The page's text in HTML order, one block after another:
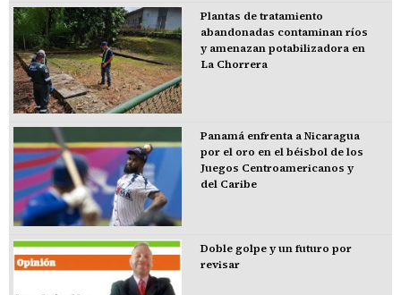
Plantas de tratamiento
abandonadas contaminan ríos
y amenazan potabilizadora en
La Chorrera
Panamá enfrenta a Nicaragua
por el oro en el béisbol de los
Juegos Centroamericanos y
del Caribe
Doble golpe y un futuro por
revisar